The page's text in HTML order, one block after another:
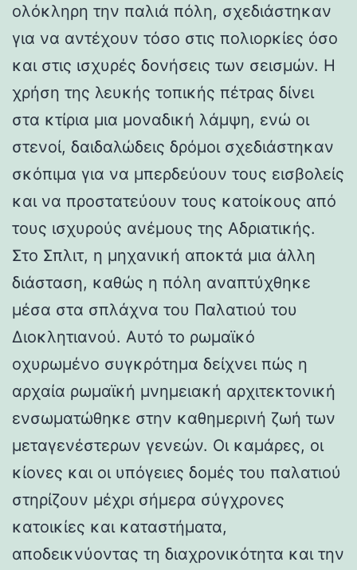
ολόκληρη την παλιά πόλη, σχεδιάστηκαν
για να αντέχουν τόσο στις πολιορκίες όσο
και στις ισχυρές δονήσεις των σεισμών. Η
χρήση της λευκής τοπικής πέτρας δίνει
στα κτίρια μια μοναδική λάμψη, ενώ οι
στενοί, δαιδαλώδεις δρόμοι σχεδιάστηκαν
σκόπιμα για να μπερδεύουν τους εισβολείς
και να προστατεύουν τους κατοίκους από
τους ισχυρούς ανέμους της Αδριατικής.
Στο Σπλιτ, η μηχανική αποκτά μια άλλη
διάσταση, καθώς η πόλη αναπτύχθηκε
μέσα στα σπλάχνα του Παλατιού του
Διοκλητιανού. Αυτό το ρωμαϊκό
οχυρωμένο συγκρότημα δείχνει πώς η
αρχαία ρωμαϊκή μνημειακή αρχιτεκτονική
ενσωματώθηκε στην καθημερινή ζωή των
μεταγενέστερων γενεών. Οι καμάρες, οι
κίονες και οι υπόγειες δομές του παλατιού
στηρίζουν μέχρι σήμερα σύγχρονες
κατοικίες και καταστήματα,
αποδεικνύοντας τη διαχρονικότητα και την